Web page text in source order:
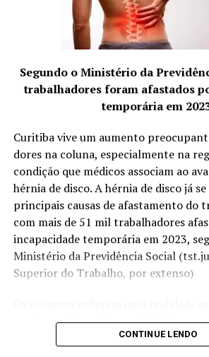
Entre os principais resultados da
redução de 16% na captação de água
São José dos Pinhais (PR) após a
sistema de reuso na oficina. A
estação própria de tratamento de
a água utilizada nos processos
na lavagem de veículos, reduzindo o
recursos naturais.
“Quando falamos em
sobre ações práticas e resultados
água mostra que é possível unir
preservação ambiental e
comunidades onde estamos inseridos.
com tratamento específico para
mecânica”, destaca Anderson
Segundo o Ministério da
trabalhadores foram afastados
temporária em
Curitiba vive um aumento
dores na coluna, especialmente na
condição que médicos associam ao
hérnia de disco. A hérnia de disco já
principais causas de afastamento do
com mais de 51 mil trabalhadores
incapacidade temporária em 2023,
Ministério da Previdência Social
Superior do Trabalho, por extenso)
confirmada também em Curitiba e no
mil trabalhadores foram afastados no
CONTINUE LENDO